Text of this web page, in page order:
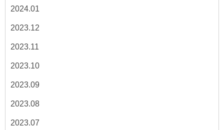
2024.01
2023.12
2023.11
2023.10
2023.09
2023.08
2023.07